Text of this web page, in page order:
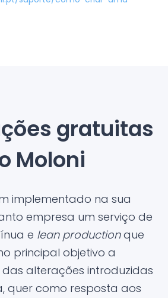
gratuitas
Moloni
implementado na sua
empresa um serviço de
e lean productionque
principal objetivo a
alterações introduzidas
quer como resposta aos